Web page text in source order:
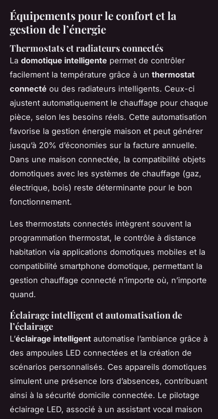
Équipements pour le confort et la
gestion de l’énergie
Thermostats et radiateurs connectés
La domotique intelligente permet de contrôler
facilement la température grâce à un thermostat
connecté ou des radiateurs intelligents. Ceux-ci
ajustent automatiquement le chauffage pour chaque
pièce, selon les besoins réels. Cette automatisation
favorise la gestion énergie maison et peut générer
jusqu’à 20% d’économies sur la facture annuelle.
Dans une maison connectée, la compatibilité objets
domotiques avec les systèmes de chauffage (gaz,
électrique, bois) reste déterminante pour le bon
fonctionnement.
Les thermostats connectés intègrent souvent la
programmation thermostat, le contrôle à distance
habitation via applications domotiques mobiles et la
compatibilité smartphone domotique, permettant la
gestion chauffage connecté n’importe où, n’importe
quand.
Éclairage intelligent et automatisation de
l’éclairage
L’éclairage intelligent automatise l’ambiance grâce à
des ampoules LED connectées et la création de
scénarios personnalisés. Ces appareils domotiques
simulent une présence lors d’absences, contribuant
ainsi à la sécurité domicile connectée. Le pilotage
éclairage LED, associé à un assistant vocal maison